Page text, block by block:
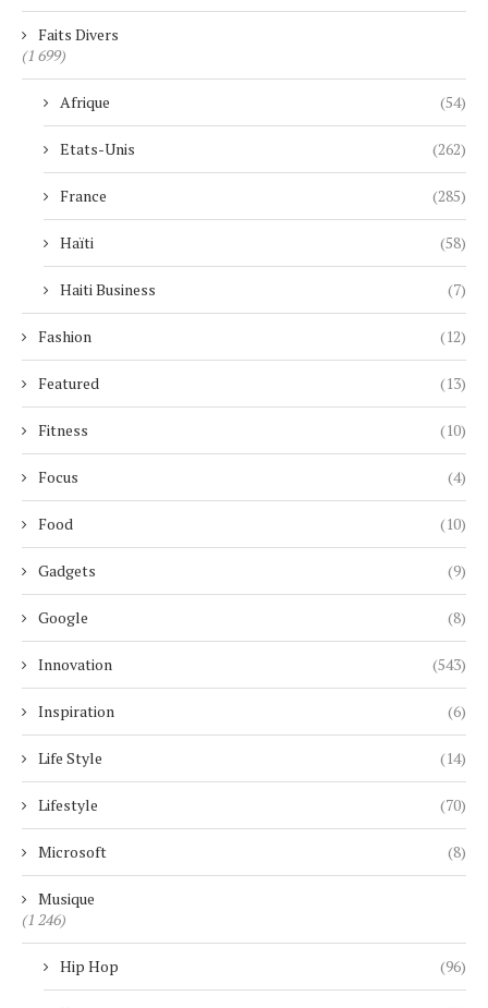
Faits Divers
(1 699)
Afrique (54)
Etats-Unis (262)
France (285)
Haïti (58)
Haiti Business (7)
Fashion (12)
Featured (13)
Fitness (10)
Focus (4)
Food (10)
Gadgets (9)
Google (8)
Innovation (543)
Inspiration (6)
Life Style (14)
Lifestyle (70)
Microsoft (8)
Musique
(1 246)
Hip Hop (96)